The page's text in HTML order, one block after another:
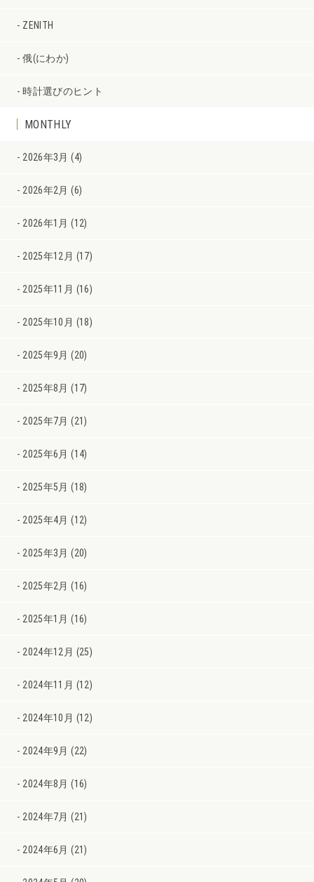
ZENITH
俄(にわか)
時計選びのヒント
MONTHLY
2026年3月 (4)
2026年2月 (6)
2026年1月 (12)
2025年12月 (17)
2025年11月 (16)
2025年10月 (18)
2025年9月 (20)
2025年8月 (17)
2025年7月 (21)
2025年6月 (14)
2025年5月 (18)
2025年4月 (12)
2025年3月 (20)
2025年2月 (16)
2025年1月 (16)
2024年12月 (25)
2024年11月 (12)
2024年10月 (12)
2024年9月 (22)
2024年8月 (16)
2024年7月 (21)
2024年6月 (21)